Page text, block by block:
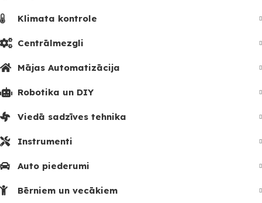
Klimata kontrole
Centrālmezgli
Mājas Automatizācija
Robotika un DIY
Viedā sadzīves tehnika
Instrumenti
Auto piederumi
Bērniem un vecākiem